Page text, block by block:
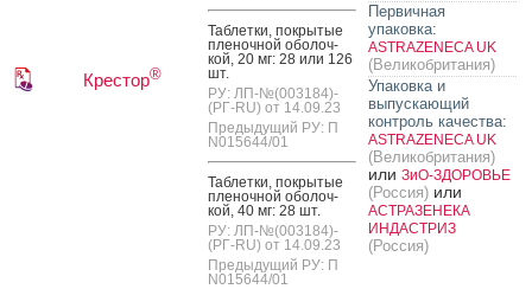
Крестор®
Таб­летки, пок­ры­тые
пле­ноч­ной обо­лоч­
кой, 20 мг: 28 или 126
шт.
РУ: ЛП-№(003184)-
(РГ-RU) от 14.09.23
Предыдущий РУ: П
N015644/01
Таб­летки, пок­ры­тые
пле­ноч­ной обо­лоч­
кой, 40 мг: 28 шт.
РУ: ЛП-№(003184)-
(РГ-RU) от 14.09.23
Предыдущий РУ: П
N015644/01
Первичная
упаковка:
ASTRAZENECA UK
(Великобритания)
Упаковка и
выпускающий
контроль качества:
ASTRAZENECA UK
(Великобритания)
или ЗиО-ЗДОРОВЬЕ
(Россия) или
АСТРАЗЕНЕКА
ИНДАСТРИЗ
(Россия)